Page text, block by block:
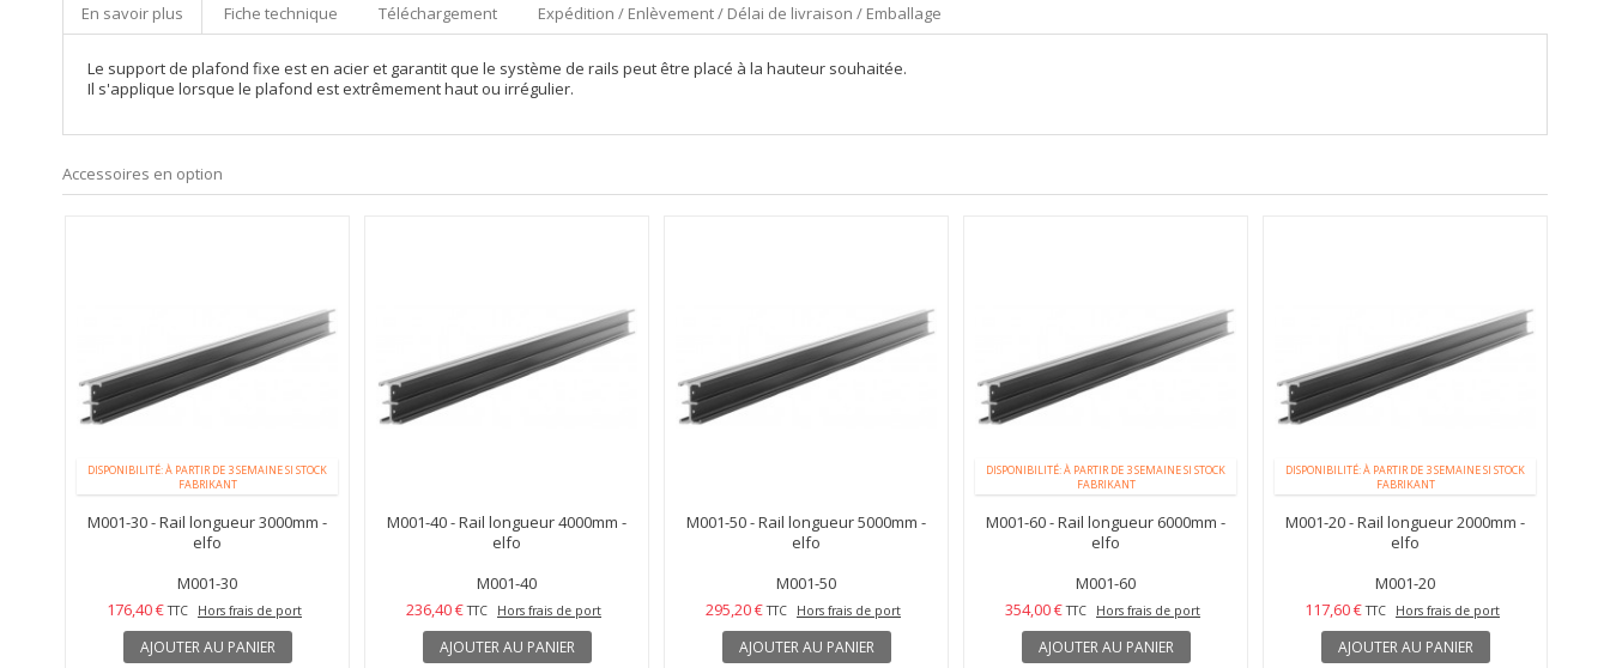
En savoir plus Fiche technique Téléchargement Expédition / Enlèvement / Délai de livraison / Emballage
Le support de plafond fixe est en acier et garantit que le système de rails peut être placé à la hauteur souhaitée.
Il s'applique lorsque le plafond est extrêmement haut ou irrégulier.
Accessoires en option
DISPONIBILITÉ: À PARTIR DE 3 SEMAINE SI STOCK
FABRIKANT
M001-30 - Rail longueur 3000mm -
elfo
M001-30
176,40 € TTC Hors frais de port
AJOUTER AU PANIER
M001-40 - Rail longueur 4000mm -
elfo
M001-40
236,40 € TTC Hors frais de port
AJOUTER AU PANIER
M001-50 - Rail longueur 5000mm -
elfo
M001-50
295,20 € TTC Hors frais de port
AJOUTER AU PANIER
DISPONIBILITÉ: À PARTIR DE 3 SEMAINE SI STOCK
FABRIKANT
M001-60 - Rail longueur 6000mm -
elfo
M001-60
354,00 € TTC Hors frais de port
AJOUTER AU PANIER
DISPONIBILITÉ: À PARTIR DE 3 SEMAINE SI STOCK
FABRIKANT
M001-20 - Rail longueur 2000mm -
elfo
M001-20
117,60 € TTC Hors frais de port
AJOUTER AU PANIER